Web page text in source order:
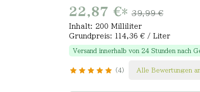
22,87 €* 39,99 €
Inhalt: 200 Milliliter
Grundpreis: 114,36 € / Liter
Versand innerhalb von 24 Stunden nach
4 Alle Bewertungen